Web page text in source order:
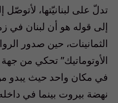
تدلّ على لبنانيّتها،
إلى قوله هو أن لبنان في
الثمانينات، حين صدور
الأوتوماتيك” تحكي من
في مكان واحد حيث يبدو
نهضة بيروت بينما في